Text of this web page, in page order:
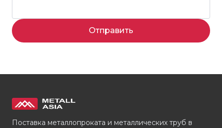
Отправить
Поставка металлопроката и металлических труб в